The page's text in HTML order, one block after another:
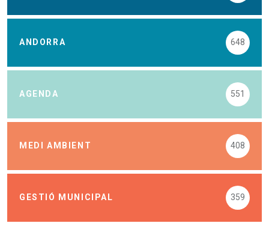
ANDORRA 648
AGENDA 551
MEDI AMBIENT 408
GESTIÓ MUNICIPAL 359